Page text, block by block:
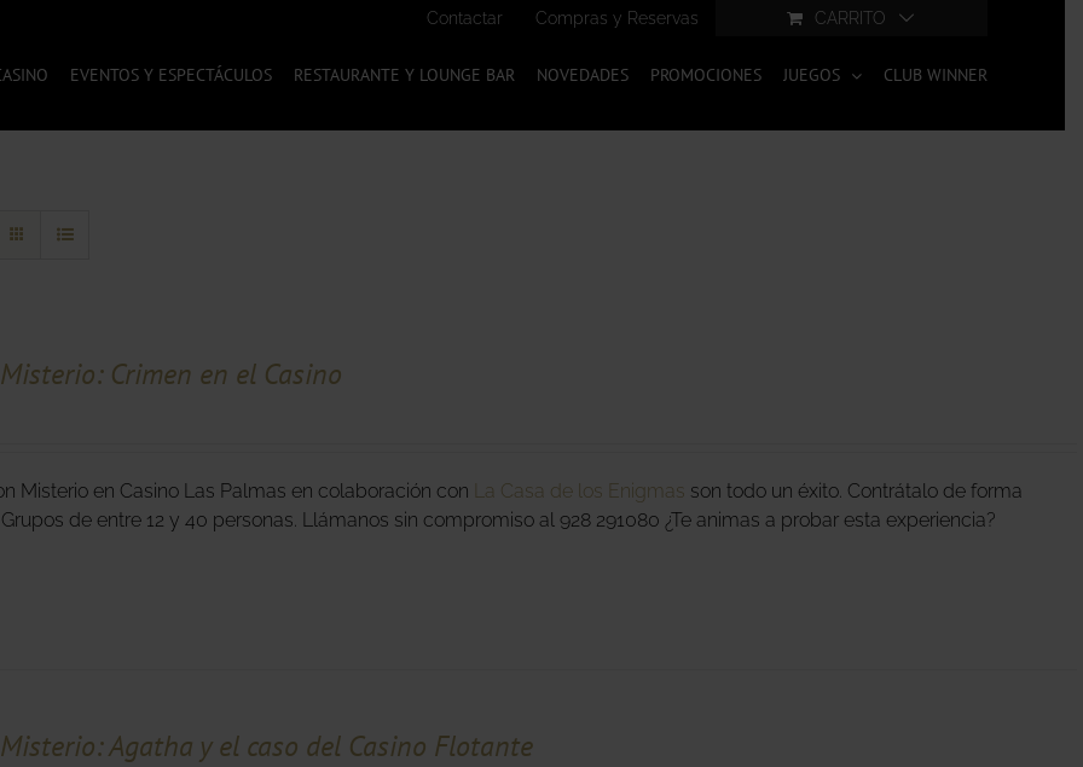
Contactar Compras y Reservas CARRITO
EVENTOS Y ESPECTÁCULOS RESTAURANTE Y LOUNGE BAR NOVEDADES PROMOCIONES JUEGOS CLUB WINNER
Crimen en el Casino
Misterio en Casino Las Palmas en colaboración con La Casa de los Enigmas son todo un éxito. Contrátalo de forma
de entre 12 y 40 personas. Llámanos sin compromiso al 928 291080 ¿Te animas a probar esta experiencia?
Agatha y el caso del Casino Flotante